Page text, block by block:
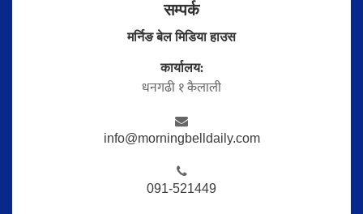
सम्पर्क
मर्निङ बेल मिडिया हाउस
कार्यालय:
धनगढी १ कैलाली
info@morningbelldaily.com
091-521449